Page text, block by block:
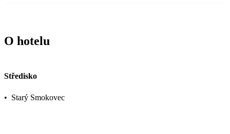
O hotelu
Středisko
• Starý Smokovec